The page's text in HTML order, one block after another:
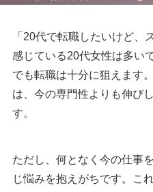
「20代で転職したいけど、
感じている20代女性は多い
でも転職は十分に狙えます
は、今の専門性よりも伸び
す。
ただし、何となく今の仕事
じ悩みを抱えがちです。こ